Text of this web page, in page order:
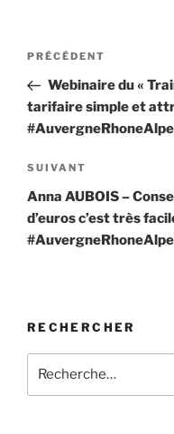
Navigation
l’article
Article
précédent
PRÉCÉDENT
Webinaire du «
tarifaire simple et
Article
suivant
SUIVANT
Anna AUBOIS –
d’euros c’est très
RECHERCHER
pour